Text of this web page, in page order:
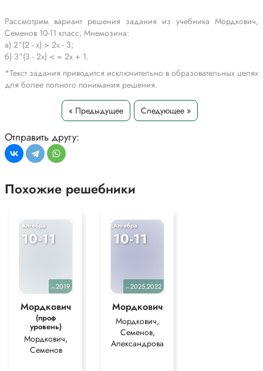
Рассмотрим вариант решения задания из учебника Мордкович,
Семенов 10-11 класс, Мнемозина:
а) 2^(2 - x) > 2x - 3;
б) 3^(3 - 2x) < = 2x + 1.
*Текст задания приводится исключительно в образовательных целях
для более полного понимания решения.
« Предыдущее Следующее »
Отправить другу:
Похожие решебники
Алгебра
10-11
уч.2019
Мордкович
(проф
уровень)
Мордкович,
Семенов
Алгебра
10-11
уч.2025,2022
Мордкович
Мордкович,
Семенов,
Александрова